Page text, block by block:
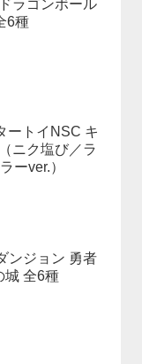
ラゴンボール
6種
ートイNSC キ
ニク塩び／ラ
ーver.）
ンジョン 勇者
城 全6種